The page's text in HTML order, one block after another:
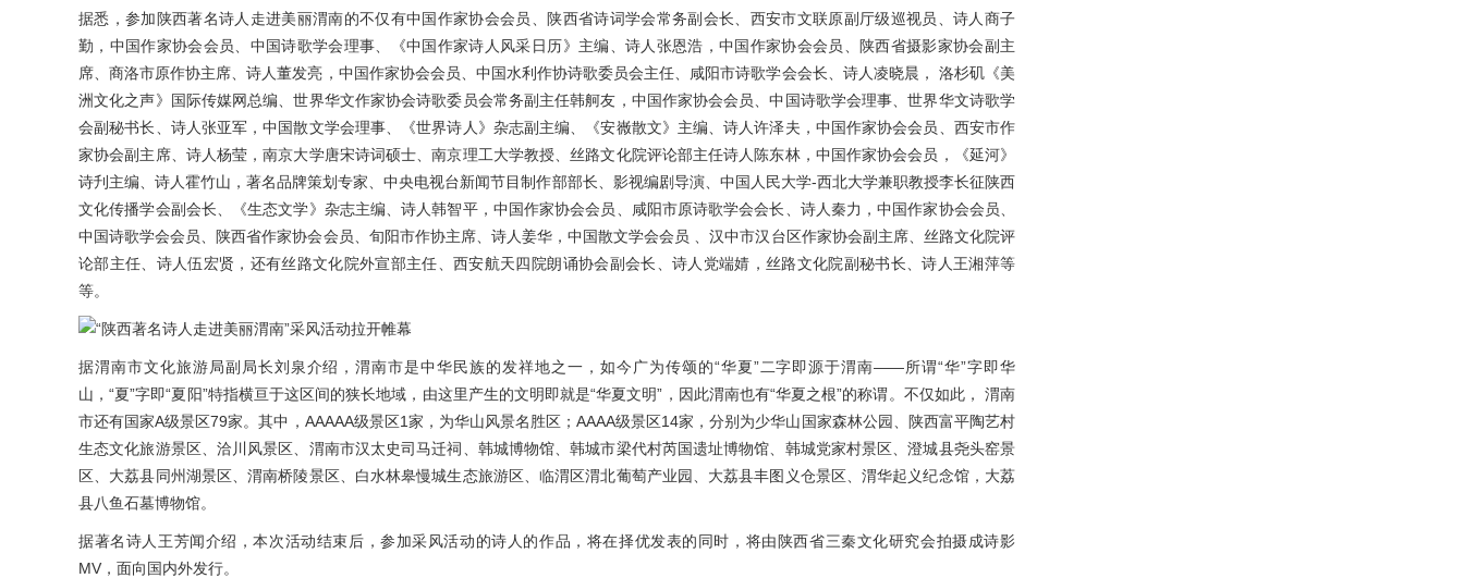
据悉，参加陕西著名诗人走进美丽渭南的不仅有中国作家协会会员、陕西省诗词学会常务副会长、西安市文联原副厅级巡视员、诗人商子
勤，中国作家协会会员、中国诗歌学会理事、《中国作家诗人风采日历》主编、诗人张恩浩，中国作家协会会员、陕西省摄影家协会副主
席、商洛市原作协主席、诗人董发亮，中国作家协会会员、中国水利作协诗歌委员会主任、咸阳市诗歌学会会长、诗人凌晓晨， 洛杉矶《美
洲文化之声》国际传媒网总编、世界华文作家协会诗歌委员会常务副主任韩舸友，中国作家协会会员、中国诗歌学会理事、世界华文诗歌学
会副秘书长、诗人张亚军，中国散文学会理事、《世界诗人》杂志副主编、《安嶶散文》主编、诗人许泽夫，中国作家协会会员、西安市作
家协会副主席、诗人杨莹，南京大学唐宋诗词硕士、南京理工大学教授、丝路文化院评论部主任诗人陈东林，中国作家协会会员，《延河》
诗刋主编、诗人霍竹山，著名品牌策划专家、中央电视台新闻节目制作部部长、影视编剧导演、中国人民大学-西北大学兼职教授李长征陕西
文化传播学会副会长、《生态文学》杂志主编、诗人韩智平，中国作家协会会员、咸阳市原诗歌学会会长、诗人秦力，中国作家协会会员、
中国诗歌学会会员、陕西省作家协会会员、旬阳市作协主席、诗人姜华，中国散文学会会员 、汉中市汉台区作家协会副主席、丝路文化院评
论部主任、诗人伍宏贤，还有丝路文化院外宣部主任、西安航天四院朗诵协会副会长、诗人党端婧，丝路文化院副秘书长、诗人王湘萍等
等。
据渭南市文化旅游局副局长刘泉介绍，渭南市是中华民族的发祥地之一，如今广为传颂的“华夏”二字即源于渭南——所谓“华”字即华
山，“夏”字即“夏阳”特指横亘于这区间的狭长地域，由这里产生的文明即就是“华夏文明”，因此渭南也有“华夏之根”的称谓。不仅如此， 渭南
市还有国家A级景区79家。其中，AAAAA级景区1家，为华山风景名胜区；AAAA级景区14家，分别为少华山国家森林公园、陕西富平陶艺村
生态文化旅游景区、洽川风景区、渭南市汉太史司马迁祠、韩城博物馆、韩城市梁代村芮国遗址博物馆、韩城党家村景区、澄城县尧头窑景
区、大荔县同州湖景区、渭南桥陵景区、白水林皋慢城生态旅游区、临渭区渭北葡萄产业园、大荔县丰图义仓景区、渭华起义纪念馆，大荔
县八鱼石墓博物馆。
据著名诗人王芳闻介绍，本次活动结束后，参加采风活动的诗人的作品，将在择优发表的同时，将由陕西省三秦文化研究会拍摄成诗影
MV，面向国内外发行。